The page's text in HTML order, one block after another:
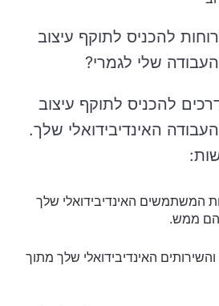
להכניס לתוקף עיצוב
שלי לגמרי?
להכניס לתוקף עיצוב
האינדיבידואלי שלך.
המשתמשים האינדיבידואלי שלך
ממש.
האינדיבידואלי שלך מתוך